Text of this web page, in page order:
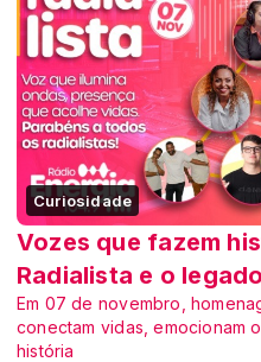
Curiosidade
Vozes que fazem
Radialista e o
Em 07 de novembro,
conectam vidas, emocionam
história